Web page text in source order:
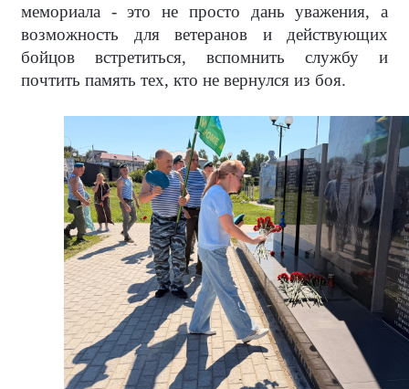
мемориала - это не просто дань уважения, а
возможность для ветеранов и действующих
бойцов встретиться, вспомнить службу и
почтить память тех, кто не вернулся из боя.